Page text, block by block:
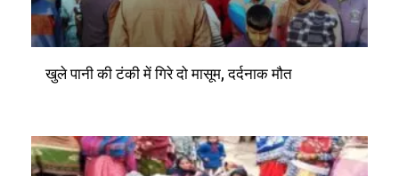
खुले पानी की टंकी में गिरे दो मासूम, दर्दनाक मौत